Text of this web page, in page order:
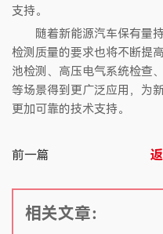
支持。
随着新能源汽车保有量
检测质量的要求也将不断提
池检测、高压电气系统检查
等场景得到更广泛应用，为
更加可靠的技术支持。
前一篇
相关文章：